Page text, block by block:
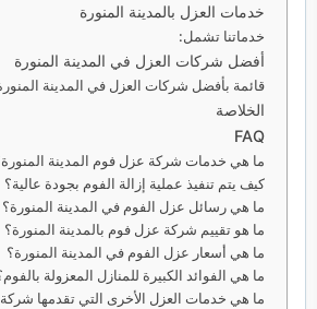
خدمات العزل بالمدينة المنورة
خدماتنا تشمل:
أفضل شركات العزل في المدينة المنورة
قائمة بأفضل شركات العزل في المدينة
الخلاصة
FAQ
ما هي خدمات شركة عزل فوم المدينة
كيف يتم تنفيذ عملية إزالة الفوم بجودة عالية؟
ما هي رسائل عزل الفوم في المدينة المنورة؟
ما هو تقييم شركة عزل فوم بالمدينة المنورة؟
ما هي أسعار عزل الفوم في المدينة المنورة؟
ما هي الفوائد الكبيرة للمنازل المعزولة
ما هي خدمات العزل الأخرى التي تقدمها